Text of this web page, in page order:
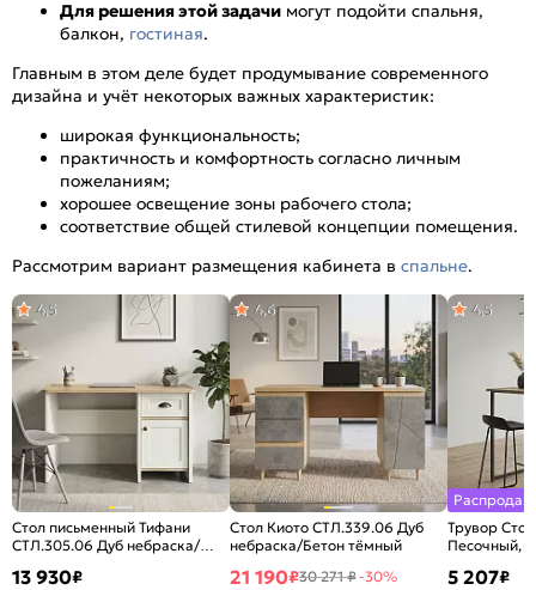
Для решения этой задачи могут подойти спальня,
балкон, гостиная.
Главным в этом деле будет продумывание современного
дизайна и учёт некоторых важных характеристик:
широкая функциональность;
практичность и комфортность согласно личным
пожеланиям;
хорошее освещение зоны рабочего стола;
соответствие общей стилевой концепции помещения.
Рассмотрим вариант размещения кабинета в спальне.
Стол письменный Тифани
СТЛ.305.06 Дуб небраска/
4,5
13 930₽
Стол Киото СТЛ.339.06 Дуб
небраска/Бетон тёмный
4,6
21 190₽30 271 ₽-30%
Трувор
Песочный,
4,5
5 207₽